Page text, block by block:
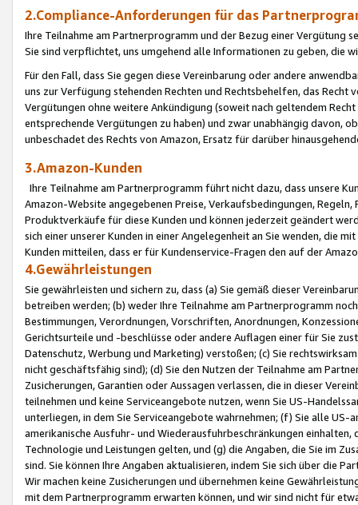
2.Compliance-Anforderungen für das
Ihre Teilnahme am Partnerprogramm und der Bezug einer Vergütung
Sie sind verpflichtet, uns umgehend alle Informationen zu geben, die
Für den Fall, dass Sie gegen diese Vereinbarung oder andere
uns zur Verfügung stehenden Rechten und Rechtsbehelfen, das
Vergütungen ohne weitere Ankündigung (soweit nach geltendem
entsprechende Vergütungen zu haben) und zwar unabhängig davon,
unbeschadet des Rechts von Amazon, Ersatz für darüber
3.Amazon-Kunden
Ihre Teilnahme am Partnerprogramm führt nicht dazu, dass unsere
Amazon-Website angegebenen Preise, Verkaufsbedingungen,
Produktverkäufe für diese Kunden und können jederzeit geändert
sich einer unserer Kunden in einer Angelegenheit an Sie wenden, die
Kunden mitteilen, dass er für Kundenservice-Fragen den auf der
4.Gewährleistungen
Sie gewährleisten und sichern zu, dass (a) Sie gemäß dieser
betreiben werden; (b) weder Ihre Teilnahme am Partnerprogramm
Bestimmungen, Verordnungen, Vorschriften, Anordnungen,
Gerichtsurteile und -beschlüsse oder andere Auflagen einer für Sie
Datenschutz, Werbung und Marketing) verstoßen; (c) Sie
nicht geschäftsfähig sind); (d) Sie den Nutzen der Teilnahme am
Zusicherungen, Garantien oder Aussagen verlassen, die in dieser
teilnehmen und keine Serviceangebote nutzen, wenn Sie US-
unterliegen, in dem Sie Serviceangebote wahrnehmen; (f) Sie alle
amerikanische Ausfuhr- und Wiederausfuhrbeschränkungen
Technologie und Leistungen gelten, und (g) die Angaben, die Sie im
sind. Sie können Ihre Angaben aktualisieren, indem Sie sich über die
Wir machen keine Zusicherungen und übernehmen keine
mit dem Partnerprogramm erwarten können, und wir sind nicht für